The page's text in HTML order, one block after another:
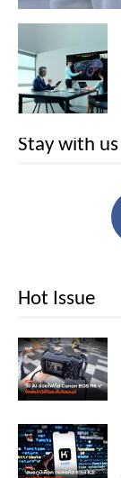
Stay with us
Hot Issue